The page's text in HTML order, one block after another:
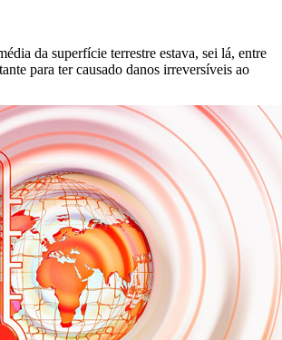
da superfície terrestre estava, sei lá, entre
para ter causado danos irreversíveis ao